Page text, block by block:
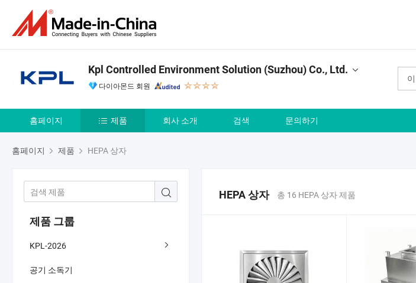
Kpl Controlled Environment Solution (Suzhou) Co., Ltd.
다이아몬드 회원
홈페이지 제품 회사 소개 검색 문의하기
홈페이지 제품 HEPA 상자
제품 그룹
KPL-2026
공기 소독기
HEPA 상자 총 16 HEPA 상자 제품